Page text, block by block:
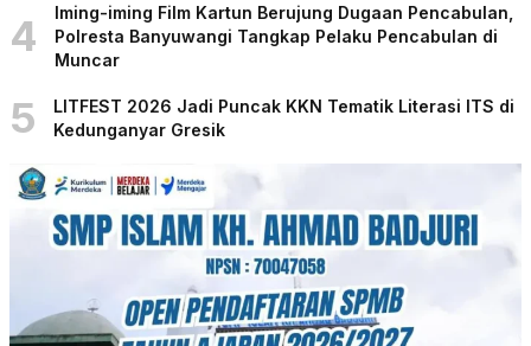
4
Iming-iming Film Kartun Berujung Dugaan Pencabulan,
Polresta Banyuwangi Tangkap Pelaku Pencabulan di
Muncar
5
LITFEST 2026 Jadi Puncak KKN Tematik Literasi ITS di
Kedunganyar Gresik